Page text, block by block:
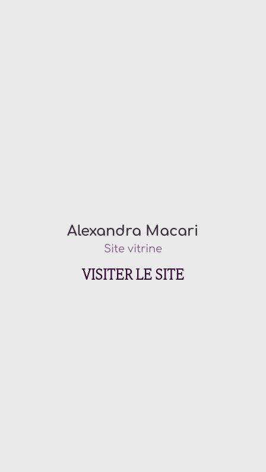
Alexandra Macari
Site vitrine
VISITER LE SITE